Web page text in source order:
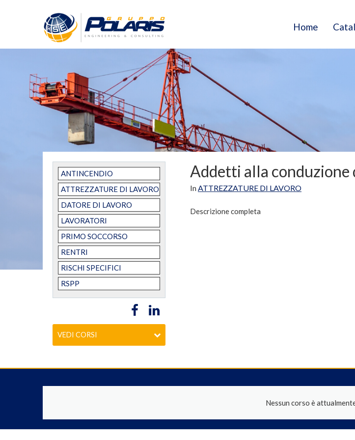
Home
ANTINCENDIO
ATTREZZATURE DI LAVORO
DATORE DI LAVORO
LAVORATORI
PRIMO SOCCORSO
RENTRI
RISCHI SPECIFICI
RSPP
VEDI CORSI
Addetti alla conduzione
InATTREZZATURE DI LAVORO
Descrizione completa
Nessun corso è